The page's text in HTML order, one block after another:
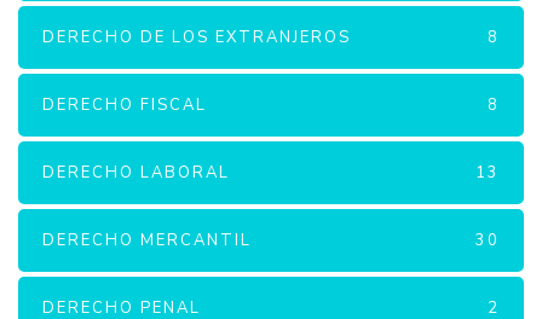
DERECHO DE LOS EXTRANJEROS 8
DERECHO FISCAL 8
DERECHO LABORAL 13
DERECHO MERCANTIL 30
DERECHO PENAL 2